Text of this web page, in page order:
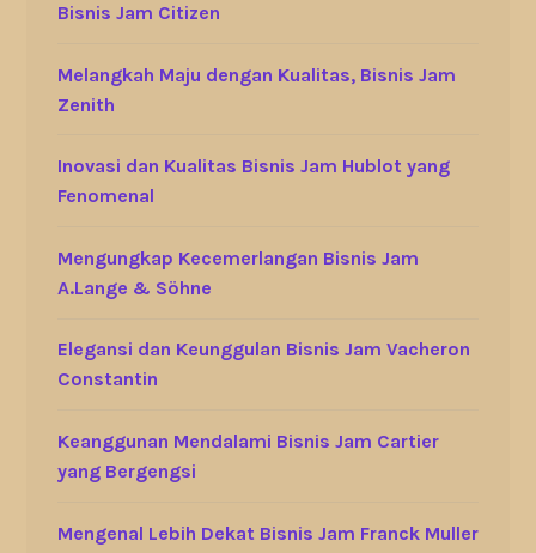
Bisnis Jam Citizen
Melangkah Maju dengan Kualitas, Bisnis Jam
Zenith
Inovasi dan Kualitas Bisnis Jam Hublot yang
Fenomenal
Mengungkap Kecemerlangan Bisnis Jam
A.Lange & Söhne
Elegansi dan Keunggulan Bisnis Jam Vacheron
Constantin
Keanggunan Mendalami Bisnis Jam Cartier
yang Bergengsi
Mengenal Lebih Dekat Bisnis Jam Franck Muller